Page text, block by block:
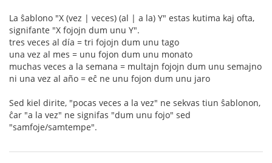
La ŝablono "X (vez | veces) (al | a la) Y" estas kutima kaj ofta,
signifante "X fojojn dum unu Y".
tres veces al día = tri fojojn dum unu tago
una vez al mes = unu fojon dum unu monato
muchas veces a la semana = multajn fojojn dum unu semajno
ni una vez al año = eĉ ne unu fojon dum unu jaro
Sed kiel dirite, "pocas veces a la vez" ne sekvas tiun ŝablonon,
ĉar "a la vez" ne signifas "dum unu fojo" sed
"samfoje/samtempe".